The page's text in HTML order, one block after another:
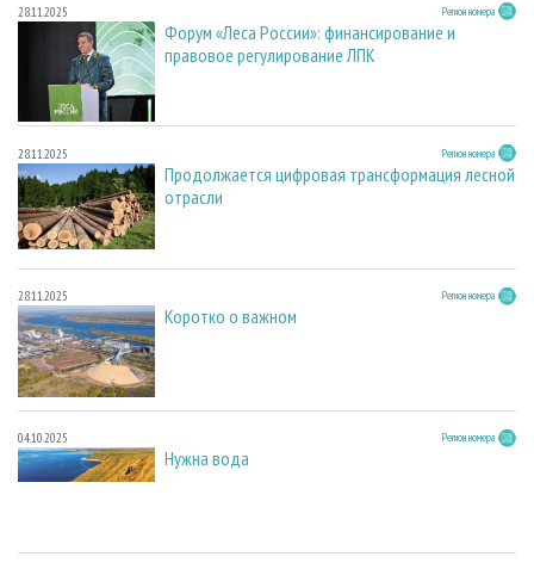
28.11.2025 Регион номера
Форум «Леса России»: финансирование и
правовое регулирование ЛПК
28.11.2025 Регион номера
Продолжается цифровая трансформация лесной
отрасли
28.11.2025 Регион номера
Коротко о важном
04.10.2025 Регион номера
Нужна вода